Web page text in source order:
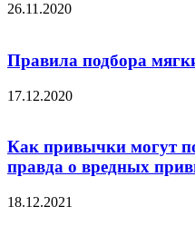
26.11.2020
Правила подбора
17.12.2020
Как привычки могут
правда о вредных
18.12.2021